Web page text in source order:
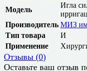
Модель
Игла
Производитель МИЗ
Тип товара
И
Применение
Отзывы (0)
Оставьте ваш отзыв